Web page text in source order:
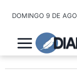
contenido
DOMINGO 9 DE